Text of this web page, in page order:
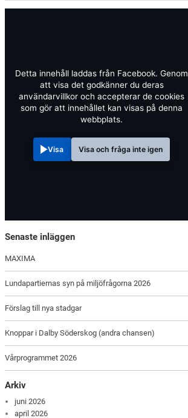
Detta innehåll laddas från Facebook. Genom
att visa det godkänner du deras
användarvillkor och accepterar de cookies
som gör att innehållet kan visas på denna
webbplats.
Visa Visa och fråga inte igen
Senaste inläggen
MAXIMA
Lundapartiernas syn på miljöfrågorna 2026
Förslag till nya stadgar
Knoppar i Dalby Söderskog (andra chansen)
Vårprogrammet 2026
Arkiv
juni 2026
april 2026